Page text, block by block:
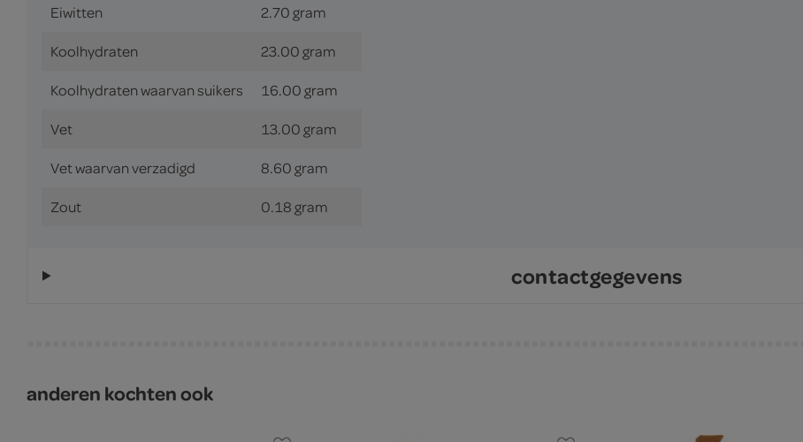
Eiwitten 2.70 gram
Koolhydraten 23.00 gram
Koolhydraten waarvan suikers 16.00 gram
Vet 13.00 gram
Vet waarvan verzadigd 8.60 gram
Zout 0.18 gram
contactgegevens
anderen kochten ook